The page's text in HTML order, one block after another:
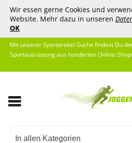
Wir essen gerne Cookies und
Website. Mehr dazu in unseren
OK
Mit unserer Sportartikel-Suche findest Du
Sportausrüstung aus hunderten Online-
In allen Kategorien